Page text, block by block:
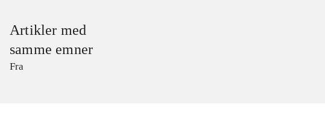
Artikler med
samme emner
Fra